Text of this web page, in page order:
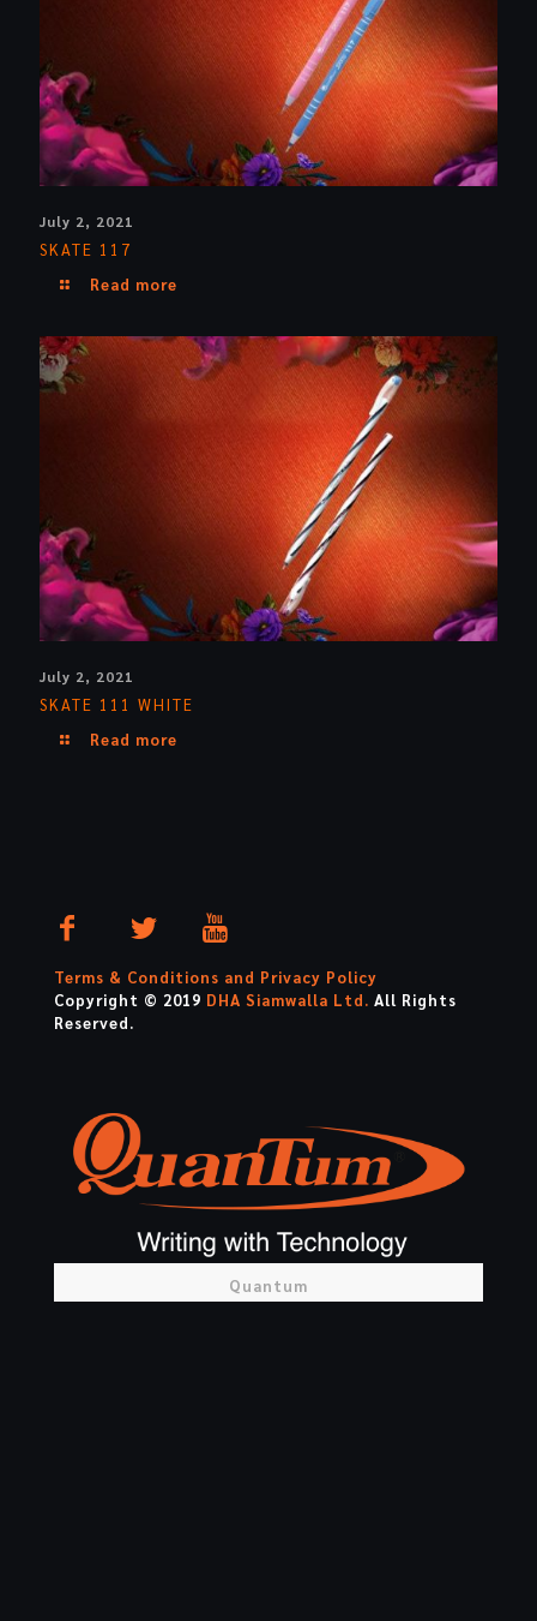
July 2, 2021
SKATE 117
Read more
July 2, 2021
SKATE 111 WHITE
Read more
Terms & Conditions and Privacy Policy
Copyright © 2019 DHA Siamwalla Ltd. All Rights
Reserved.
Quantum